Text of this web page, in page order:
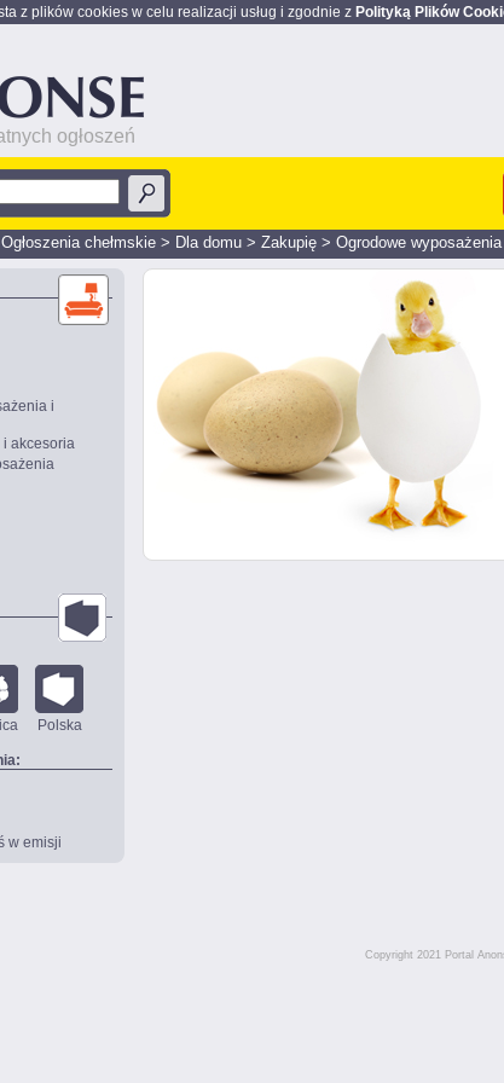
z plików cookies w celu realizacji usług i zgodnie z Polityką Plików
ogłoszeń
Ogłoszenia chełmskie > Dla domu > Zakupię > Ogrodowe
i
i akcesoria
Polska
w emisji
Copyright 2021 Portal